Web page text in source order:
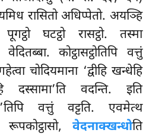
रासितो अधिप्पेतो. अयञ्हि
घटट्ठो रासट्ठो. तस्मा
कोट्ठासट्ठोतिपि वत्तुं
चोदियमाना ‘द्वीहि खन्धेहि
दस्सामा’ति वदन्ति. इति
वत्तुं वट्टति. एवमेत्थ
वेदनाक्खन्धोति